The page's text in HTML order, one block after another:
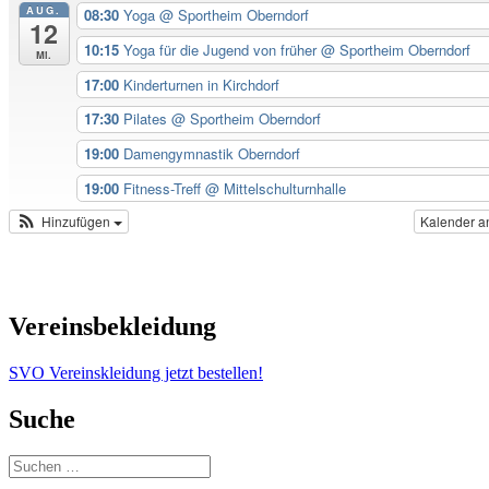
AUG.
12
Mi.
08:30 Yoga @ Sportheim Oberndorf
10:15 Yoga für die Jugend von früher@ Sportheim Oberndorf
17:00 Kinderturnen in Kirchdorf
17:30 Pilates @ Sportheim Oberndorf
19:00 Damengymnastik Oberndorf
19:00 Fitness-Treff @ Mittelschulturnhalle
Kalender
Hinzufügen
Vereinsbekleidung
SVO Vereinskleidung jetzt bestellen!
Suche
Suchen
nach: